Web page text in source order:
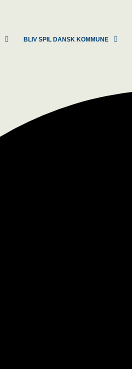
BLIV SPIL DANSK KOMMUNE